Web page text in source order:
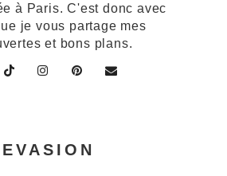
à Paris. C'est donc avec
je vous partage mes
et bons plans.
EVASION